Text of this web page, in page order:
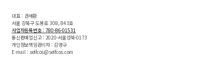
대표 : 권세환
서울 강북구 도봉로 308, 843호
사업자등록번호 : 780-86-01531
통신판매업신고 : 2020-서울성북-0173
개인정보책임관리자 : 김영규
E-mail : selfcos@selfcos.com